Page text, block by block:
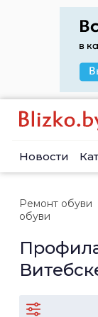
Новости
Ремонт обуви
обуви